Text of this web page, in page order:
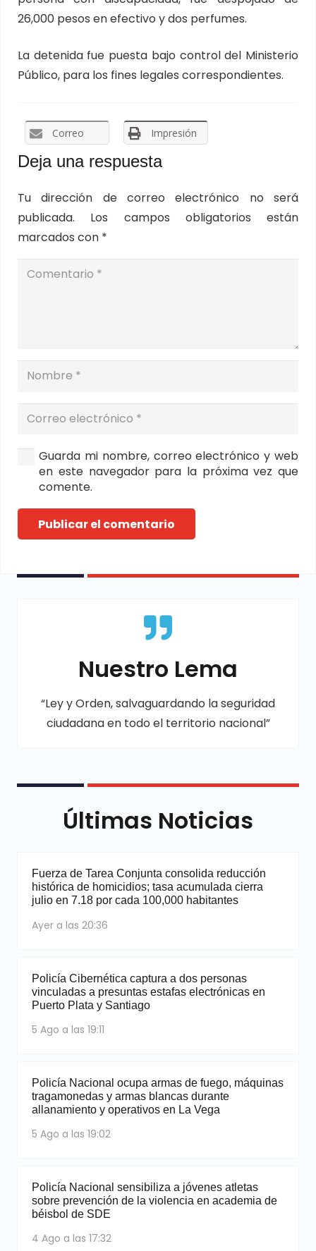
26,000 pesos en efectivo y dos perfumes.
La detenida fue puesta bajo control del Ministerio
Público, para los fines legales correspondientes.
Correo Impresión
Deja una respuesta
Tu dirección de correo electrónico no será
publicada.
Los campos obligatorios están
marcados con *
Guarda mi nombre, correo electrónico y web
en este navegador para la próxima vez que
comente.
Publicar el comentario
Nuestro Lema
“Ley y Orden, salvaguardando la seguridad
ciudadana en todo el territorio nacional”
Últimas Noticias
Fuerza de Tarea Conjunta consolida reducción
histórica de homicidios; tasa acumulada cierra
julio en 7.18 por cada 100,000 habitantes
Ayer a las 20:36
Policía Cibernética captura a dos personas
vinculadas a presuntas estafas electrónicas en
Puerto Plata y Santiago
5 Ago a las 19:11
Policía Nacional ocupa armas de fuego, máquinas
tragamonedas y armas blancas durante
allanamiento y operativos en La Vega
5 Ago a las 19:02
Policía Nacional sensibiliza a jóvenes atletas
sobre prevención de la violencia en academia de
béisbol de SDE
4 Ago a las 17:32